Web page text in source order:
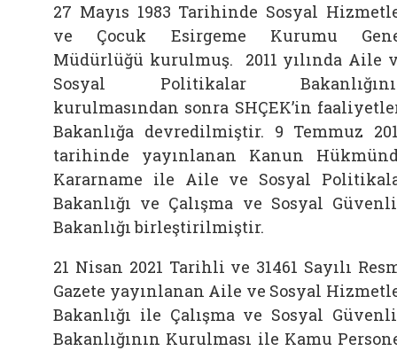
27 Mayıs 1983 Tarihinde Sosyal
ve Çocuk Esirgeme Kurumu
Müdürlüğü kurulmuş. 2011 yılında Aile
Sosyal Politikalar
kurulmasından sonra SHÇEK’in
Bakanlığa devredilmiştir. 9 Temmuz
tarihinde yayınlanan Kanun
Kararname ile Aile ve Sosyal
Bakanlığı ve Çalışma ve Sosyal
Bakanlığı birleştirilmiştir.
21 Nisan 2021 Tarihli ve 31461 Sayılı
Gazete yayınlanan Aile ve Sosyal
Bakanlığı ile Çalışma ve Sosyal
Bakanlığının Kurulması ile Kamu